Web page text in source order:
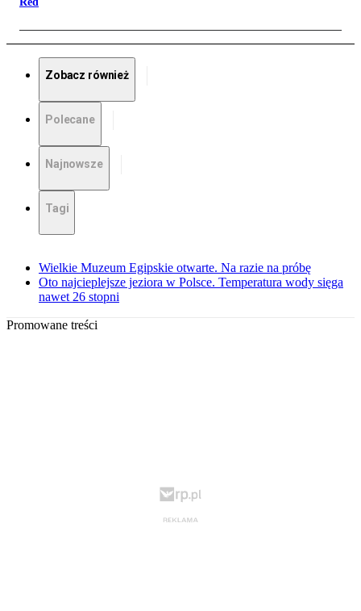
Zobacz również
Polecane
Najnowsze
Tagi
Wielkie Muzeum Egipskie otwarte. Na razie na próbę
Oto najcieplejsze jeziora w Polsce. Temperatura wody sięga
nawet 26 stopni
Promowane treści